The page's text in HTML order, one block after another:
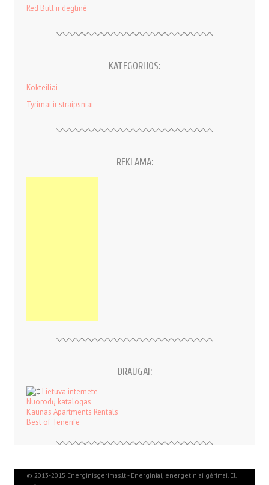
Red Bull ir degtinė
KATEGORIJOS:
Kokteiliai
Tyrimai ir straipsniai
REKLAMA:
DRAUGAI:
Lietuva internete
Nuorodų katalogas
Kaunas Apartments Rentals
Best of Tenerife
© 2013-2015 Energinisgerimas.lt - Energiniai, energetiniai gėrimai. El.